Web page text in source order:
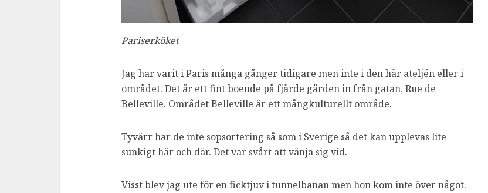
Pariserköket
Jag har varit i Paris många gånger tidigare men inte i den här ateljén eller i
området. Det är ett fint boende på fjärde gården in från gatan, Rue de
Belleville. Området Belleville är ett mångkulturellt område.
Tyvärr har de inte sopsortering så som i Sverige så det kan upplevas lite
sunkigt här och där. Det var svårt att vänja sig vid.
Visst blev jag ute för en ficktjuv i tunnelbanan men hon kom inte över något.